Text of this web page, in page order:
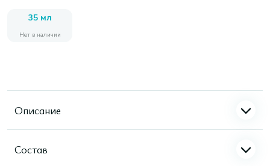
35 мл
Нет в наличии
Описание
Состав